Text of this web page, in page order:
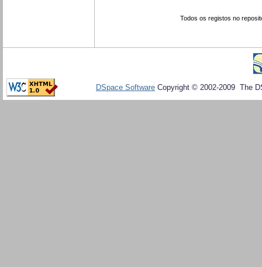
Todos os registos no
DSpace Software Copyright © 2002-2009 The